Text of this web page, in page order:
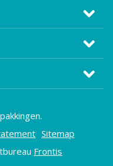
Sitemap
Frontis